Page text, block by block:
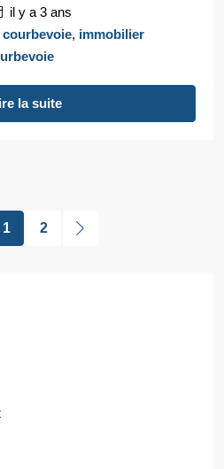
il y a 3 ans
, immobilier
la suite
1 2